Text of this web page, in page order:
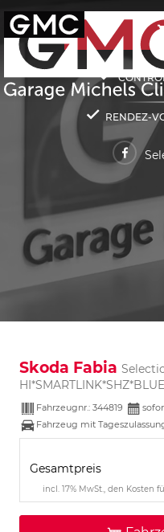
RENDEZ-
Skoda Fabia
Fahrzeugnr.: 344819
Fahrzeug mit
Gesamtpreis
incl. 17% MwSt., den